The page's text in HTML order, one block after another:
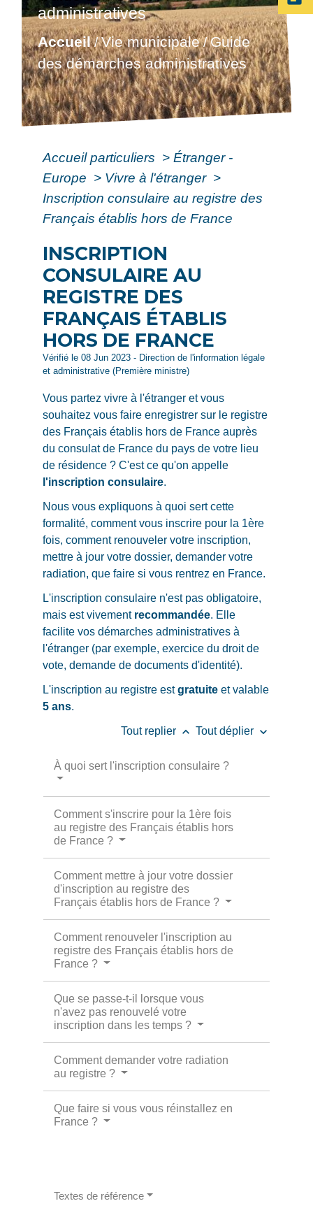
administratives
Accueil/Vie municipale/Guide
des démarches administratives
Accueil particuliers > Étranger -
Europe > Vivre à l'étranger >
Inscription consulaire au registre des
Français établis hors de France
INSCRIPTION
CONSULAIRE AU
REGISTRE DES
FRANÇAIS ÉTABLIS
HORS DE FRANCE
Vérifié le 08 Jun 2023 - Direction de l'information légale
et administrative (Première ministre)
Vous partez vivre à l'étranger et vous
souhaitez vous faire enregistrer sur le registre
des Français établis hors de France auprès
du consulat de France du pays de votre lieu
de résidence ? C'est ce qu'on appelle
l'inscription consulaire.
Nous vous expliquons à quoi sert cette
formalité, comment vous inscrire pour la 1ère
fois, comment renouveler votre inscription,
mettre à jour votre dossier, demander votre
radiation, que faire si vous rentrez en France.
L'inscription consulaire n'est pas obligatoire,
mais est vivement recommandée. Elle
facilite vos démarches administratives à
l'étranger (par exemple, exercice du droit de
vote, demande de documents d'identité).
L'inscription au registre estgratuite et valable
5 ans.
Tout replier keyboard_arrow_up Tout déplier keyboard_arrow_down
À quoi sert l'inscription consulaire ?
Comment s'inscrire pour la 1ère fois
au registre des Français établis hors
de France ?
Comment mettre à jour votre dossier
d'inscription au registre des
Français établis hors de France ?
Comment renouveler l'inscription au
registre des Français établis hors de
France ?
Que se passe-t-il lorsque vous
n'avez pas renouvelé votre
inscription dans les temps ?
Comment demander votre radiation
au registre ?
Que faire si vous vous réinstallez en
France ?
Textes de référence